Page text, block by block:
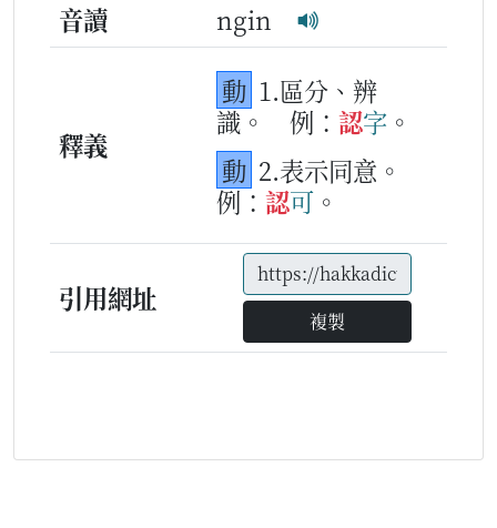
音讀 ngin
釋義
動 1.區分、辨
識。
例： 認字 。
動 2.表示同意。
例： 認可 。
引用網址
複製